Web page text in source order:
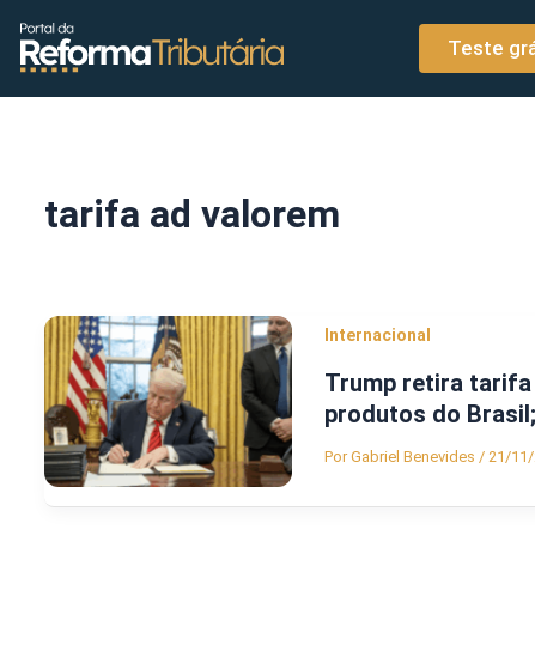
conteúdo
Teste
tarifa ad valorem
Internacional
Trump retira
produtos do
PorGabriel Benevides / 21/